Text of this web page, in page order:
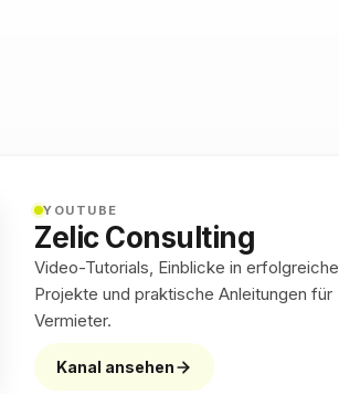
YOUTUBE
Zelic Consulting
Video-Tutorials, Einblicke in erfolgreiche
Projekte und praktische Anleitungen für
Vermieter.
Kanal ansehen